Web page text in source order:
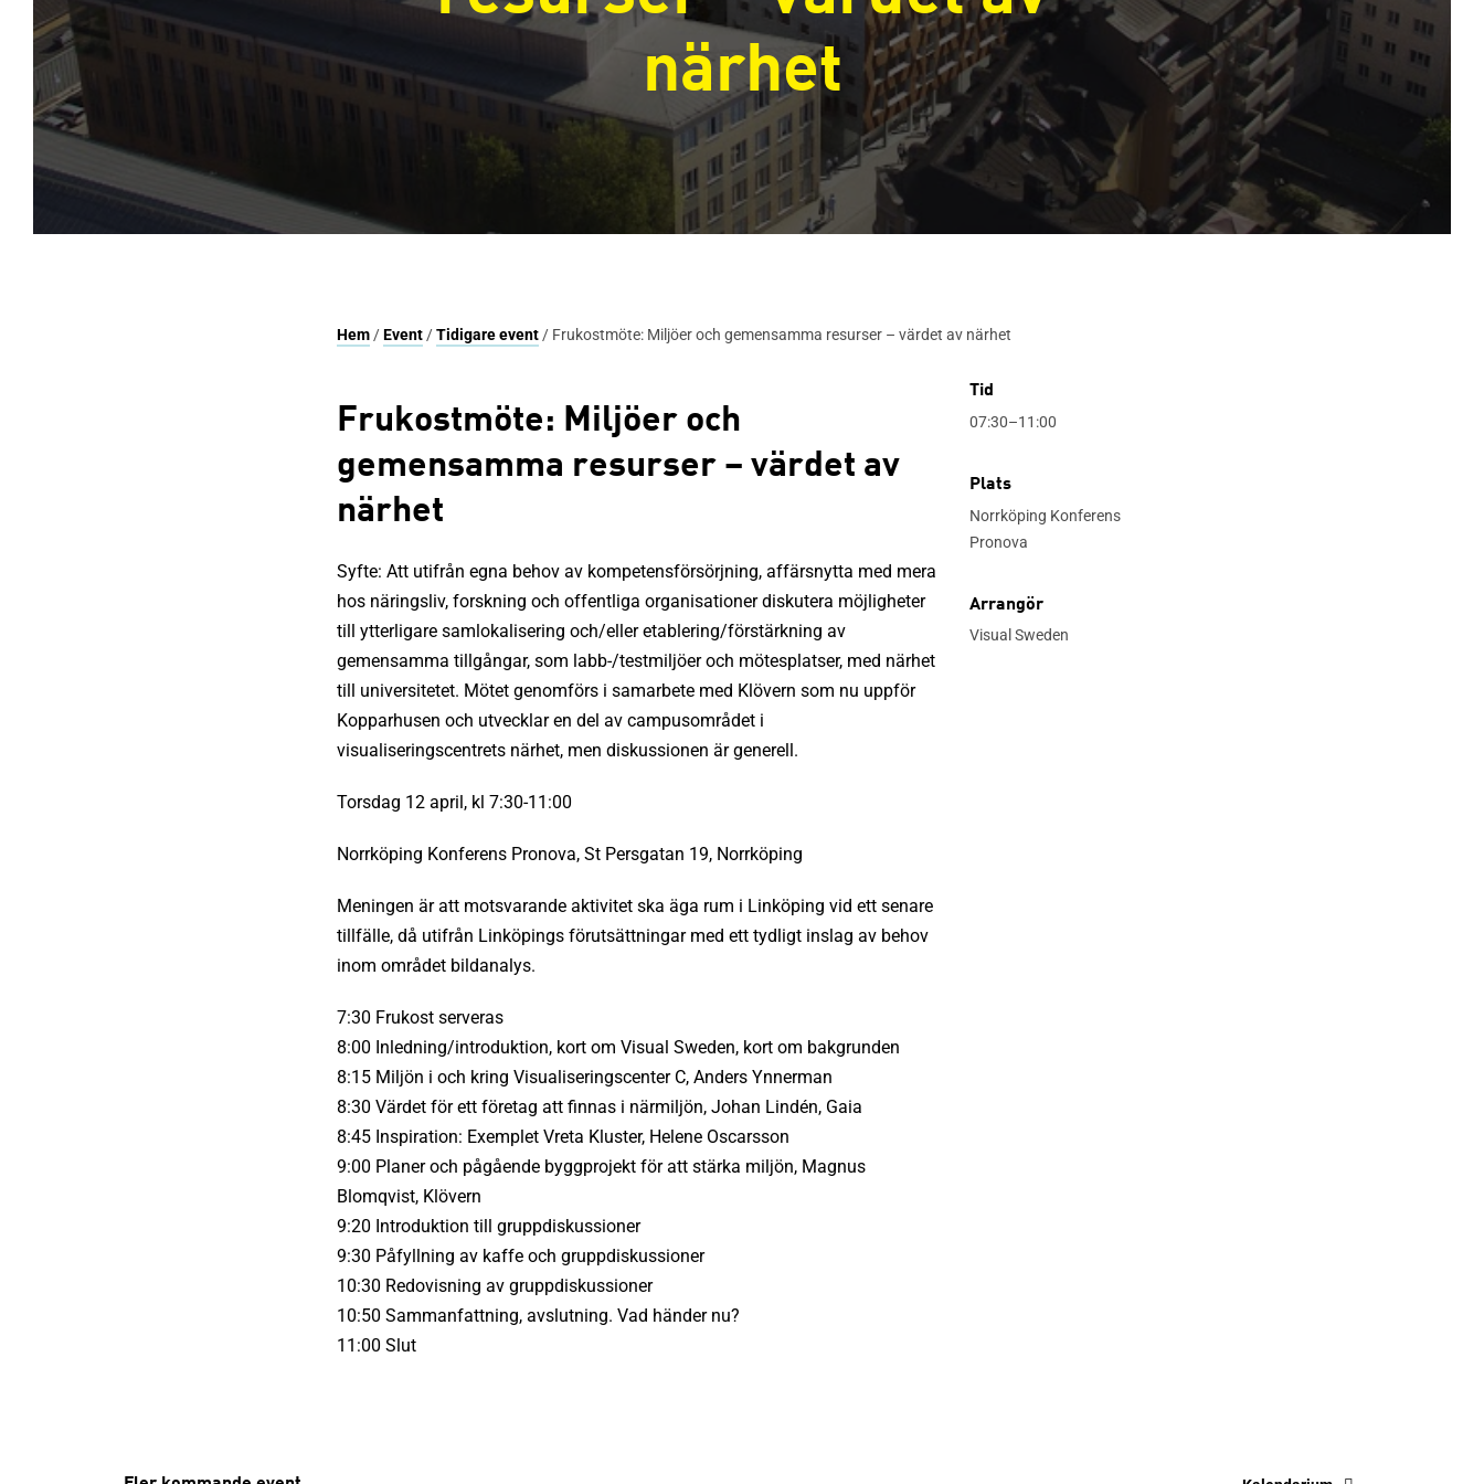
närhet
Hem/Event/Tidigare event/ Frukostmöte: Miljöer och gemensamma resurser – värdet av närhet
Frukostmöte: Miljöer och
gemensamma resurser – värdet av
närhet
Syfte: Att utifrån egna behov av kompetensförsörjning, affärsnytta med mera
hos näringsliv, forskning och offentliga organisationer diskutera möjligheter
till ytterligare samlokalisering och/eller etablering/förstärkning av
gemensamma tillgångar, som labb-/testmiljöer och mötesplatser, med närhet
till universitetet. Mötet genomförs i samarbete med Klövern som nu uppför
Kopparhusen och utvecklar en del av campusområdet i
visualiseringscentrets närhet, men diskussionen är generell.
Torsdag 12 april, kl 7:30-11:00
Norrköping Konferens Pronova, St Persgatan 19, Norrköping
Meningen är att motsvarande aktivitet ska äga rum i Linköping vid ett senare
tillfälle, då utifrån Linköpings förutsättningar med ett tydligt inslag av behov
inom området bildanalys.
7:30 Frukost serveras
8:00 Inledning/introduktion, kort om Visual Sweden, kort om bakgrunden
8:15 Miljön i och kring Visualiseringscenter C, Anders Ynnerman
8:30 Värdet för ett företag att finnas i närmiljön, Johan Lindén, Gaia
8:45 Inspiration: Exemplet Vreta Kluster, Helene Oscarsson
9:00 Planer och pågående byggprojekt för att stärka miljön, Magnus
Blomqvist, Klövern
9:20 Introduktion till gruppdiskussioner
9:30 Påfyllning av kaffe och gruppdiskussioner
10:30 Redovisning av gruppdiskussioner
10:50 Sammanfattning, avslutning. Vad händer nu?
11:00 Slut
Tid
07:30–11:00
Plats
Norrköping Konferens
Pronova
Arrangör
Visual Sweden